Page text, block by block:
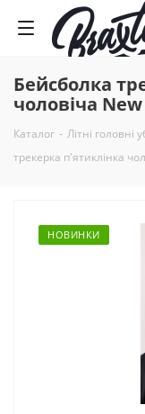
Бейсболка
чоловіча
Каталог - Літні головні
трекерка п'ятиклінка
НОВИНКИ